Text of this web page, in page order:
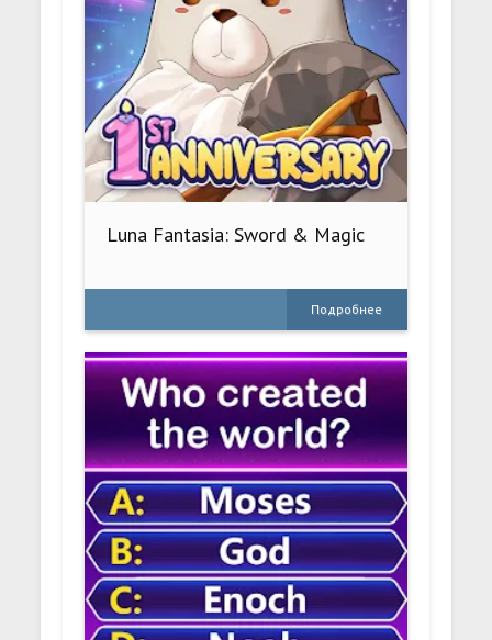
Luna Fantasia: Sword & Magic
Подробнее